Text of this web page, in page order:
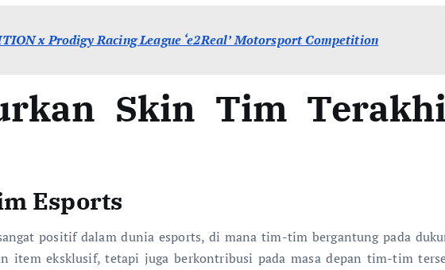
x Prodigy Racing League ‘e2Real’ Motorsport Competition
Skin Tim
Esports
positif dalam dunia esports, di mana tim-tim bergantung pada
item eksklusif, tetapi juga berkontribusi pada masa depan tim-tim